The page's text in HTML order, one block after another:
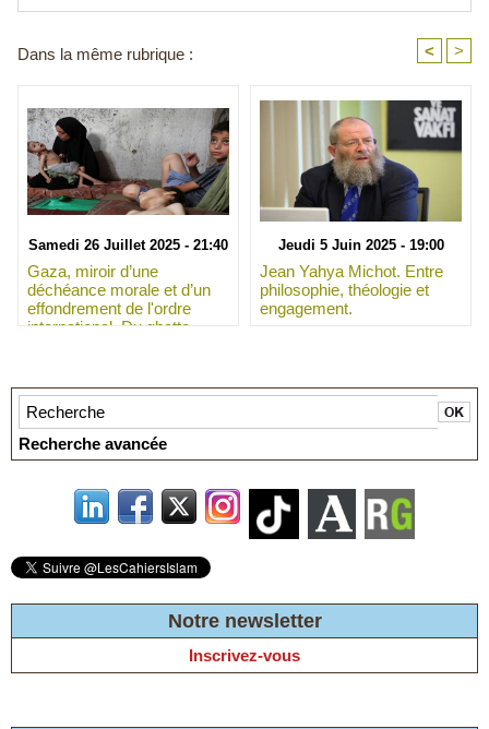
Dans la même rubrique : < >
Samedi 26 Juillet 2025 - 21:40
Gaza, miroir d’une
déchéance morale et d’un
effondrement de l'ordre
international. Du ghetto
d’une désagrégation de
l’humanité.
Jeudi 5 Juin 2025 - 19:00
Jean Yahya Michot. Entre
philosophie, théologie et
engagement.
Recherche avancée
Notre newsletter
Inscrivez-vous